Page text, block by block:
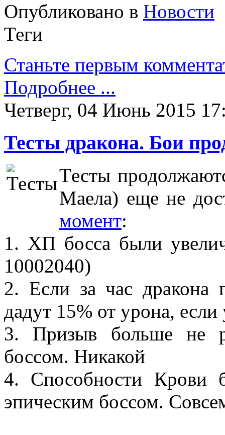
Опубликовано в Новости
Теги
Станьте первым
Подробнее ...
Четверг, 04 Июнь 2015
Тесты дракона. Бои
Тесты
Маела) еще не
момент:
1. ХП босса были
10002040)
2. Если за час дракона
дадут 15% от урона, если
3. Призыв больше не
боссом. Никакой
4. Способности Крови
эпическим боссом.